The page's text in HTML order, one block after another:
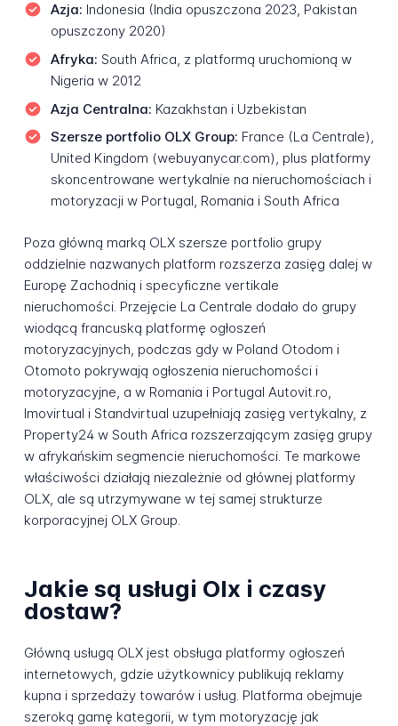
Azja: Indonesia (India opuszczona 2023, Pakistan
opuszczony 2020)
Afryka: South Africa, z platformą uruchomioną w
Nigeria w 2012
Azja Centralna: Kazakhstan i Uzbekistan
Szersze portfolio OLX Group: France (La Centrale),
United Kingdom (webuyanycar.com), plus platformy
skoncentrowane wertykalnie na nieruchomościach i
motoryzacji w Portugal, Romania i South Africa
Poza główną marką OLX szersze portfolio grupy
oddzielnie nazwanych platform rozszerza zasięg dalej w
Europę Zachodnią i specyficzne vertikale
nieruchomości. Przejęcie La Centrale dodało do grupy
wiodącą francuską platformę ogłoszeń
motoryzacyjnych, podczas gdy w Poland Otodom i
Otomoto pokrywają ogłoszenia nieruchomości i
motoryzacyjne, a w Romania i Portugal Autovit.ro,
Imovirtual i Standvirtual uzupełniają zasięg vertykalny, z
Property24 w South Africa rozszerzającym zasięg grupy
w afrykańskim segmencie nieruchomości. Te markowe
właściwości działają niezależnie od głównej platformy
OLX, ale są utrzymywane w tej samej strukturze
korporacyjnej OLX Group.
Jakie są usługi Olx i czasy
dostaw?
Główną usługą OLX jest obsługa platformy ogłoszeń
internetowych, gdzie użytkownicy publikują reklamy
kupna i sprzedaży towarów i usług. Platforma obejmuje
szeroką gamę kategorii, w tym motoryzację jak